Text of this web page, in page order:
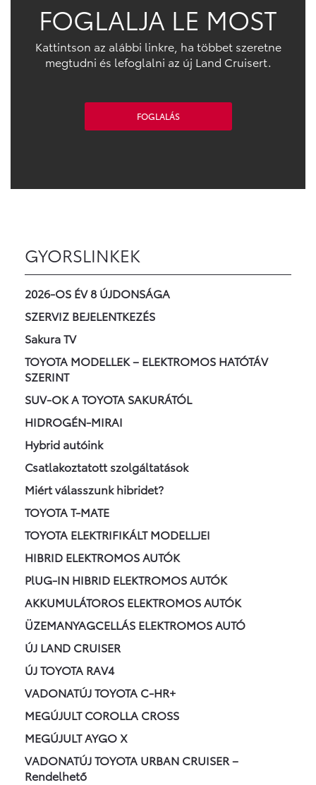
FOGLALJA LE MOST
Kattintson az alábbi linkre, ha többet szeretne
megtudni és lefoglalni az új Land Cruisert.
FOGLALÁS
GYORSLINKEK
2026-OS ÉV 8 ÚJDONSÁGA
SZERVIZ BEJELENTKEZÉS
Sakura TV
TOYOTA MODELLEK – ELEKTROMOS HATÓTÁV
SZERINT
SUV-OK A TOYOTA SAKURÁTÓL
HIDROGÉN-MIRAI
Hybrid autóink
Csatlakoztatott szolgáltatások
Miért válasszunk hibridet?
TOYOTA T-MATE
TOYOTA ELEKTRIFIKÁLT MODELLJEI
HIBRID ELEKTROMOS AUTÓK
PlUG-IN HIBRID ELEKTROMOS AUTÓK
AKKUMULÁTOROS ELEKTROMOS AUTÓK
ÜZEMANYAGCELLÁS ELEKTROMOS AUTÓ
ÚJ LAND CRUISER
ÚJ TOYOTA RAV4
VADONATÚJ TOYOTA C-HR+
MEGÚJULT COROLLA CROSS
MEGÚJULT AYGO X
VADONATÚJ TOYOTA URBAN CRUISER –
Rendelhető